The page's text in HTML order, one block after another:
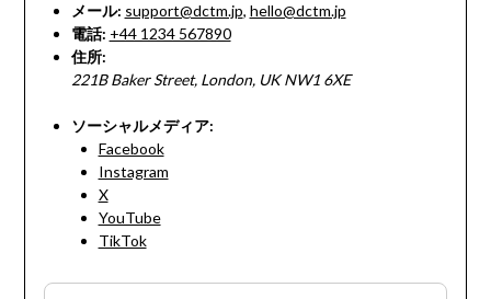
メール: support@dctm.jp, hello@dctm.jp
電話: +44 1234 567890
住所:
221B Baker Street, London, UK NW1 6XE
ソーシャルメディア:
Facebook
Instagram
X
YouTube
TikTok